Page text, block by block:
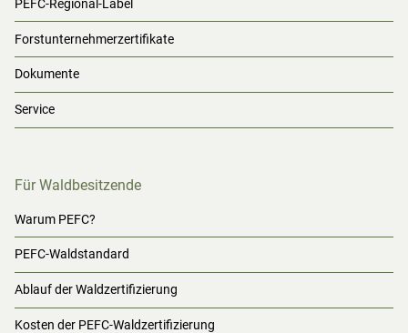
PEFC-Regional-Label
Forstunternehmerzertifikate
Dokumente
Service
Für Waldbesitzende
Warum PEFC?
PEFC-Waldstandard
Ablauf der Waldzertifizierung
Kosten der PEFC-Waldzertifizierung